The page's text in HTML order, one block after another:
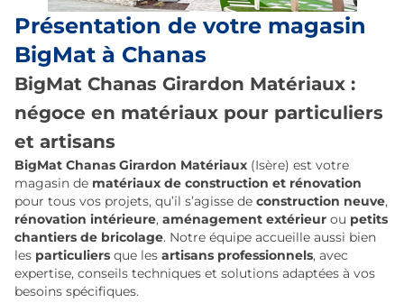
Présentation de votre magasin
BigMat à Chanas
BigMat Chanas Girardon Matériaux :
négoce en matériaux pour particuliers
et artisans
BigMat Chanas Girardon Matériaux (Isère) est votre
magasin de matériaux de construction et rénovation
pour tous vos projets, qu’il s’agisse de construction neuve,
rénovation intérieure, aménagement extérieur ou petits
chantiers de bricolage. Notre équipe accueille aussi bien
les particuliers que les artisans professionnels, avec
expertise, conseils techniques et solutions adaptées à vos
besoins spécifiques.